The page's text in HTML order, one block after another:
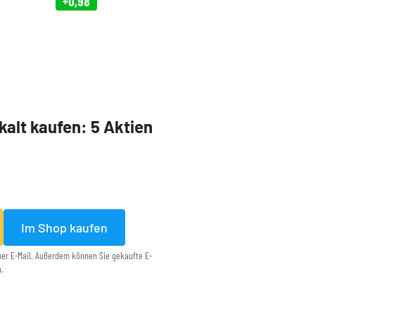
kaufen: 5 Aktien
Im Shop kaufen
E-Mail. Außerdem können Sie gekaufte E-